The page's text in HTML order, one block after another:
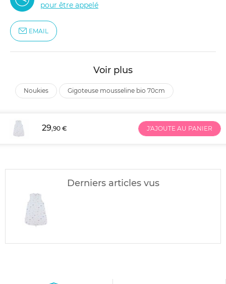
pour être appelé
EMAIL
Voir plus
noukies gigoteuse mousseline bio 70cm
29,90 € J'AJOUTE AU PANIER
Derniers articles vus